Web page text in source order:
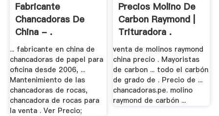
Fabricante
Chancadoras De
China - .
... fabricante en china de
chancadoras de papel para
oficina desde 2006, ...
Mantenimiento de las
chancadoras de rocas,
chancadora de rocas para
la venta . Ver Precio;
Precios Molino De
Carbon Raymond |
Trituradora .
venta de molinos raymond
china precio . Mayoristas
de carbon ... todo el carbón
de grado de . Precio de ...
chancadoras.pe. molino
raymond de carbón ...